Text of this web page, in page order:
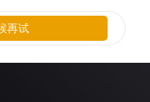
再试